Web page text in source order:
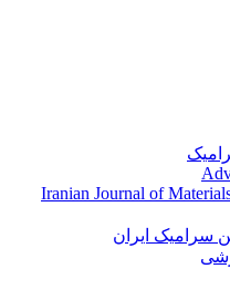
Iranian Journal of
سرامیک ایران